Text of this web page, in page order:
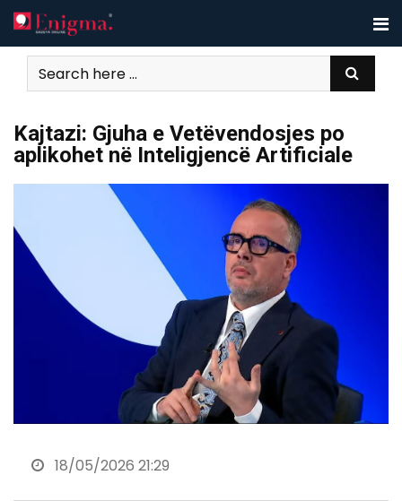
Skip
to
content
Kajtazi: Gjuha e Vetëvendosjes po
aplikohet në Inteligjencë Artificiale
18/05/2026 21:29